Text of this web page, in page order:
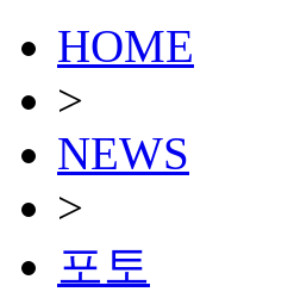
HOME
>
NEWS
>
포토